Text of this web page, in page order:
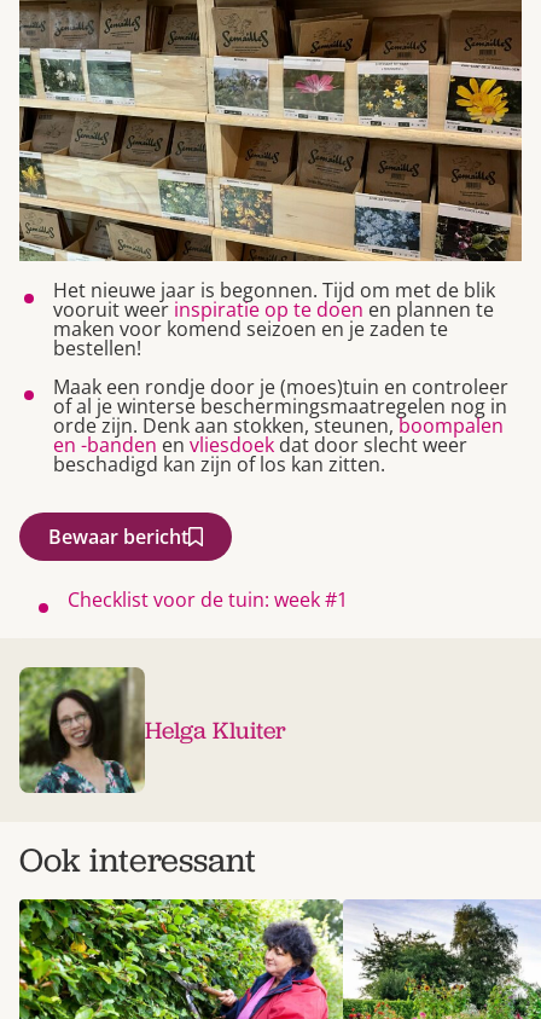
Het nieuwe jaar is begonnen. Tijd om met de blik
vooruit weer inspiratie op te doen en plannen te
maken voor komend seizoen en je zaden te
bestellen!
Maak een rondje door je (moes)tuin en controleer
of al je winterse beschermingsmaatregelen nog in
orde zijn. Denk aan stokken, steunen,boompalen
en -banden en vliesdoek dat door slecht weer
beschadigd kan zijn of los kan zitten.
Bewaar bericht
Checklist voor de tuin: week #1
Helga Kluiter
Ook interessant